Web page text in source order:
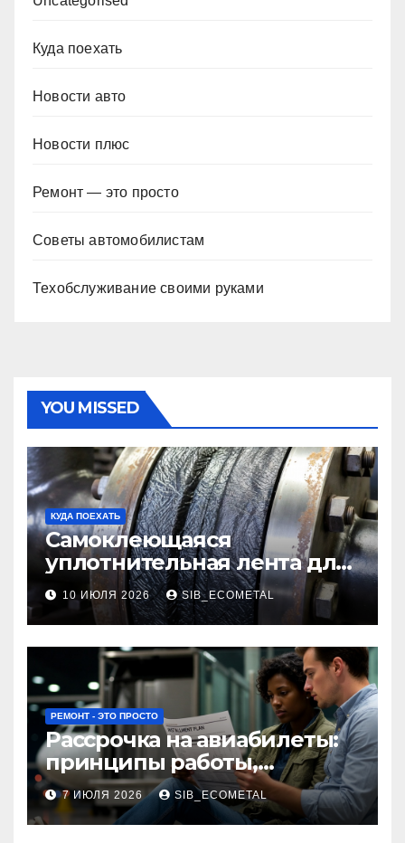
Куда поехать
Новости авто
Новости плюс
Ремонт — это просто
Советы автомобилистам
Техобслуживание своими руками
YOU MISSED
КУДА ПОЕХАТЬ
Самоклеющаяся
уплотнительная лента для
огнезащиты фланцевых
соединений
10 ИЮЛЯ 2026 SIB_ECOMETAL
РЕМОНТ - ЭТО ПРОСТО
Рассрочка на авиабилеты:
принципы работы,
требования и
потенциальные риски
7 ИЮЛЯ 2026 SIB_ECOMETAL